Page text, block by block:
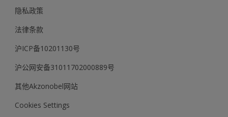
隐私政策
法律条款
沪ICP备10201130号
沪公网安备31011702000889号
其他Akzonobel网站
Cookies Settings